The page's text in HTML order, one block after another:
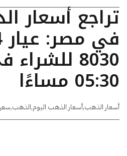
تراجع أسعار
8030
05:30 مساءًا
أسعار الذهب,أسعار الذهب اليوم,الذهب,